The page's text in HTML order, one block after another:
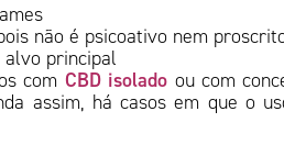
não é psicoativo nem
alvo principal
com CBD isolado ou com
assim, há casos em que o